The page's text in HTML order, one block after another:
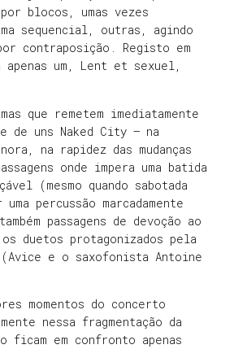
por blocos, umas vezes
sequencial, outras, agindo
contraposição. Registo em
um, Lent et sexuel,
que remetem imediatamente
de uns Naked City – na
na rapidez das mudanças
onde impera uma batida
(mesmo quando sabotada
percussão marcadamente
passagens de devoção ao
duetos protagonizados pela
e o saxofonista Antoine
momentos do concerto
nessa fragmentação da
ficam em confronto apenas